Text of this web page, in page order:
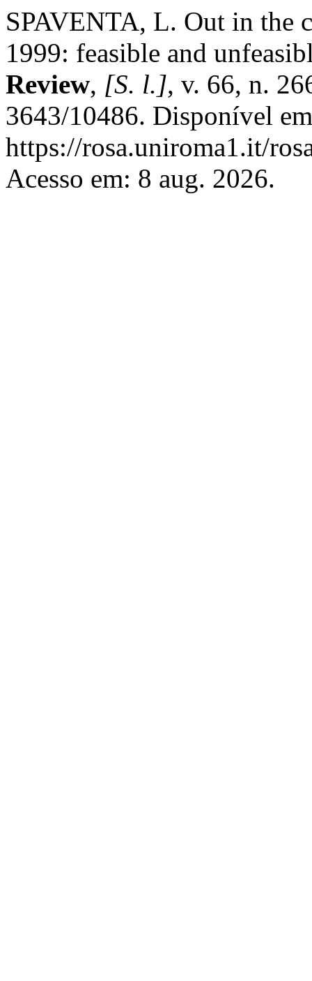
SPAVENTA, L. Out in the
1999: feasible and
Review, [S. l.], v. 66, n.
3643/10486. Disponível
https://rosa.uniroma1.it/
Acesso em: 8 aug. 2026.